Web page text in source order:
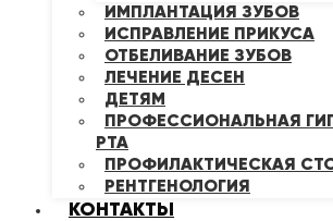
ИМПЛАНТАЦИЯ ЗУБОВ
ИСПРАВЛЕНИЕ ПРИКУСА
ОТБЕЛИВАНИЕ ЗУБОВ
ЛЕЧЕНИЕ ДЕСЕН
ДЕТЯМ
ПРОФЕССИОНАЛЬНАЯ
РТА
ПРОФИЛАКТИЧЕСКАЯ
РЕНТГЕНОЛОГИЯ
КОНТАКТЫ